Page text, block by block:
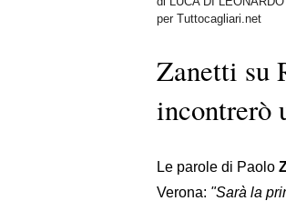
per Tuttocagliari.net
Zanetti su
incontrerò
Le parole di Paolo
Verona: "Sarà la